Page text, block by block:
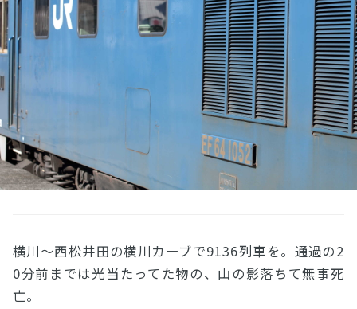
横川〜西松井田の横川カーブで9136列車を。通過の2
0分前までは光当たってた物の、山の影落ちて無事死
亡。